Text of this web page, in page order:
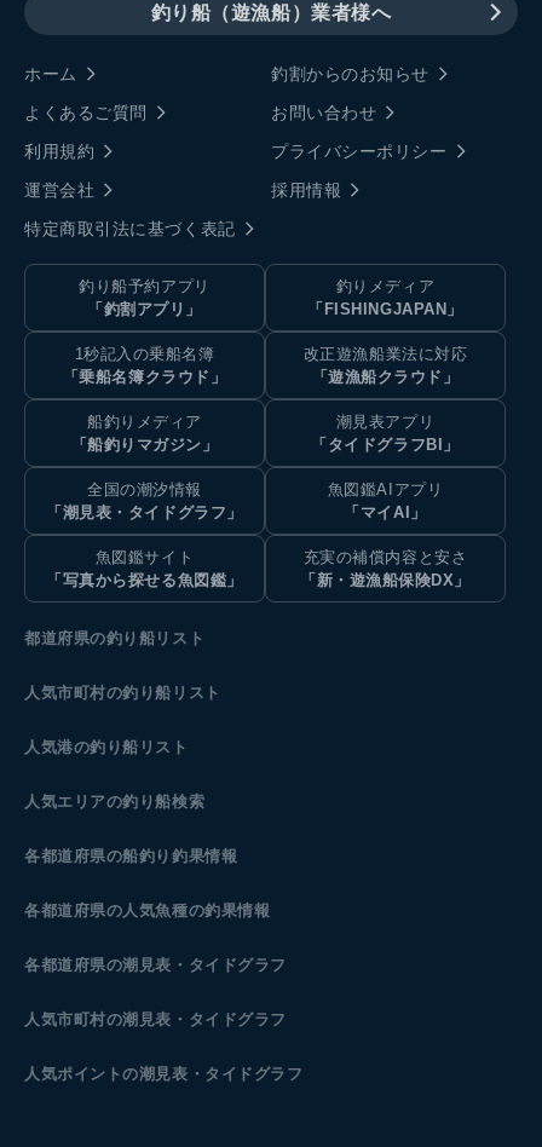
釣り船（遊漁船）業者様へ
ホーム
釣割からのお知らせ
よくあるご質問
お問い合わせ
利用規約
プライバシーポリシー
運営会社
採用情報
特定商取引法に基づく表記
釣り船予約アプリ
「釣割アプリ」
釣りメディア
「FISHINGJAPAN」
1秒記入の乗船名簿
「乗船名簿クラウド」
改正遊漁船業法に対応
「遊漁船クラウド」
船釣りメディア
「船釣りマガジン」
潮見表アプリ
「タイドグラフBI」
全国の潮汐情報
「潮見表・タイドグラフ」
魚図鑑AIアプリ
「マイAI」
魚図鑑サイト
「写真から探せる魚図鑑」
充実の補償内容と安さ
「新・遊漁船保険DX」
都道府県の釣り船リスト
人気市町村の釣り船リスト
人気港の釣り船リスト
人気エリアの釣り船検索
各都道府県の船釣り釣果情報
各都道府県の人気魚種の釣果情報
各都道府県の潮見表 ・タイドグラフ
人気市町村の潮見表・タイドグラフ
人気ポイントの潮見表・タイドグラフ